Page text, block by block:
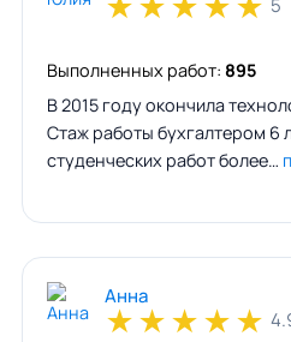
5
Выполненных работ: 895
В 2015 году окончила
Стаж работы бухгалтером 6
студенческих работ более…
Анна
★★★★★